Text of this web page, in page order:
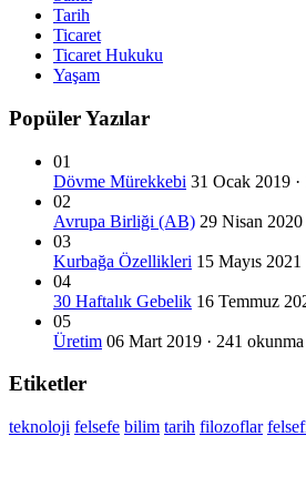
Tarih
Ticaret
Ticaret Hukuku
Yaşam
Popüler Yazılar
01
Dövme Mürekkebi 31 Ocak 2019
02
Avrupa Birliği (AB) 29 Nisan 2020
03
Kurbağa Özellikleri 15 Mayıs
04
30 Haftalık Gebelik 16 Temmuz
05
Üretim 06 Mart 2019 · 241 okunma
Etiketler
teknoloji felsefe bilim tarih filozoflar